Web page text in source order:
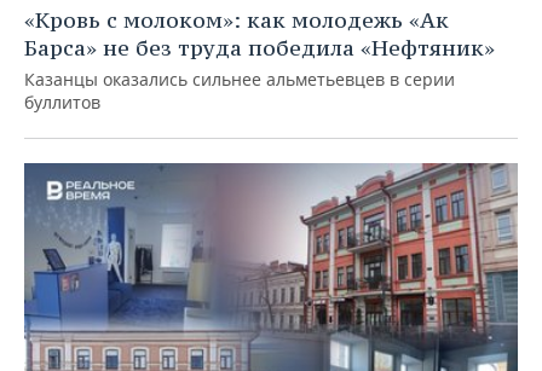
«Кровь с молоком»: как молодежь «Ак
Барса» не без труда победила «Нефтяник»
Казанцы оказались сильнее альметьевцев в серии
буллитов